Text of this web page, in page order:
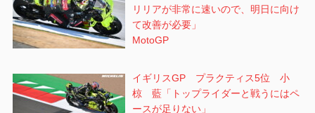
リリアが非常に速いので、明日に向け
て改善が必要」
MotoGP
イギリスGP プラクティス5位 小
椋 藍「トップライダーと戦うにはペ
ースが足りない」